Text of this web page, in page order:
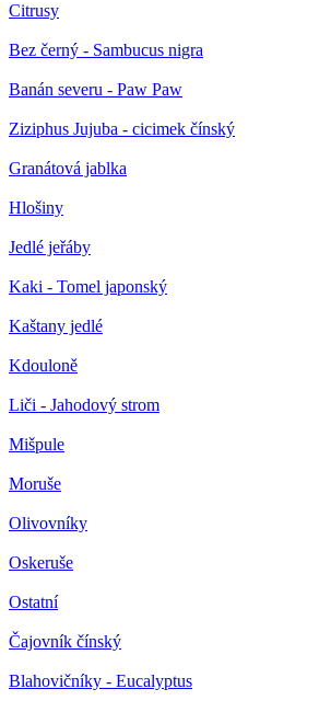
Citrusy
Bez černý - Sambucus nigra
Banán severu - Paw Paw
Ziziphus Jujuba - cicimek čínský
Granátová jablka
Hlošiny
Jedlé jeřáby
Kaki - Tomel japonský
Kaštany jedlé
Kdouloně
Liči - Jahodový strom
Mišpule
Moruše
Olivovníky
Oskeruše
Ostatní
Čajovník čínský
Blahovičníky - Eucalyptus